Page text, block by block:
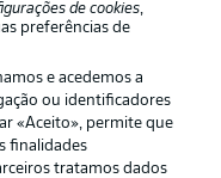
de cookies,
preferências de
e acedemos a
ou identificadores
«Aceito», permite que
finalidades
tratamos dados